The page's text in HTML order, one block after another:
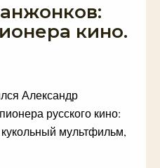
кино.
Александр
русского кино:
мультфильм,